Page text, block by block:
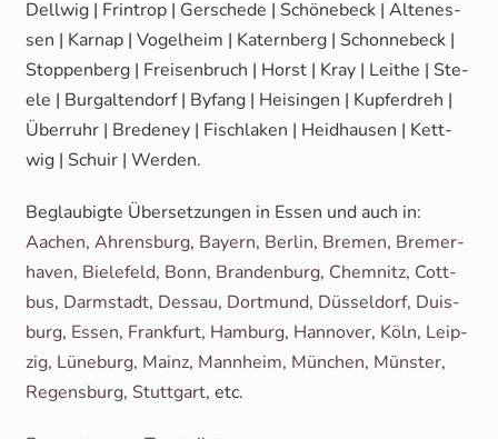
Dell­wig | Frin­trop | Ger­sche­de | Schö­ne­beck | Alten­es­
sen | Karnap | Vogel­heim | Katern­berg | Schon­ne­beck |
Stop­pen­berg | Frei­sen­bruch | Horst | Kray | Lei­t­he | Ste­
e­le | Bur­gal­ten­dorf | Byfang | Hei­sin­gen | Kup­fer­dreh |
Über­ruhr | Bre­de­ney | Fisch­la­ken | Heid­hau­sen | Kett­
wig | Schuir | Werden.
Beglau­big­te Über­set­zun­gen in Essen und auch in:
Aachen,Ahrens­burg, Bay­ern, Ber­lin, Bre­men, Bre­mer­
ha­ven, Bie­le­feld, Bonn, Bran­den­burg, Chem­nitz, Cott­
bus, Darm­stadt, Des­sau, Dort­mund, Düs­sel­dorf, Duis­
burg, Essen, Frank­furt, Ham­burg, Han­no­ver, Köln, Leip­
zig, Lüne­burg, Mainz, Mann­heim, Mün­chen, Müns­ter,
Regens­burg, Stutt­gart, etc.